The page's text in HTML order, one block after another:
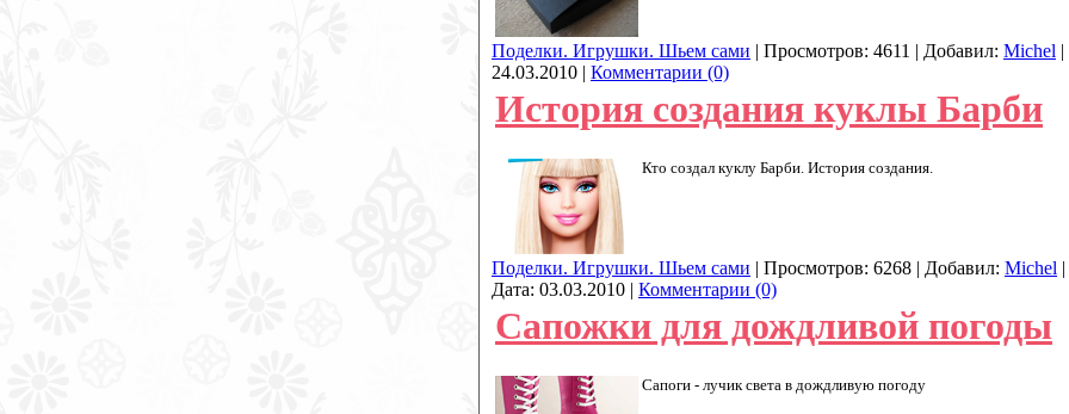
Поделки. Игрушки. Шьем сами | Просмотров: 4611 | Добавил: Michel
24.03.2010 | Комментарии (0)
История создания куклы Барби
Кто создал куклу Барби. История создания.
Поделки. Игрушки. Шьем сами | Просмотров: 6268 | Добавил: Michel |
Дата: 03.03.2010 | Комментарии (0)
Сапожки для дождливой погоды
Сапоги - лучик света в дождливую погоду